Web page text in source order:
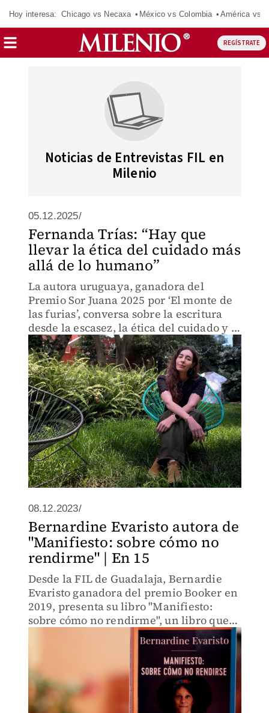
Hoy interesa: Chicago vs Necaxa México vs Colombia América vs
REGÍSTRATE
Noticias de Entrevistas FIL en
Milenio
05.12.2025/
Fernanda Trías: “Hay que
llevar la ética del cuidado más
allá de lo humano”
La autora uruguaya, ganadora del
Premio Sor Juana 2025 por ‘El monte de
las furias’, conversa sobre la escritura
desde la escasez, la ética del cuidado y la
creación de una lengua nacida entre lo
humano y lo vegetal.
08.12.2023/
Bernardine Evaristo autora de
"Manifiesto: sobre cómo no
rendirme" | En 15
Desde la FIL de Guadalaja, Bernardie
Evaristo ganadora del premio Booker en
2019, presenta su libro "Manifiesto:
sobre cómo no rendirme", un libro que
retrata la historia de su pasado y cómo
afrontarlo en el presente.